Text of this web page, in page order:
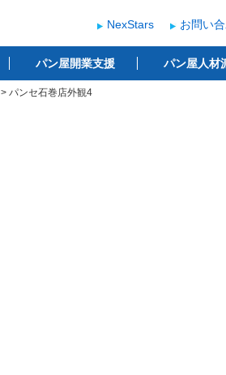
開業支援
NexStars お問い
パン屋開業支援 パン屋人材
> パンセ石巻店外観4